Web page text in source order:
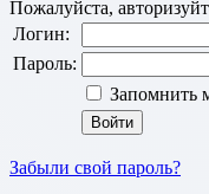
Пожалуйста,
Логин:
Пароль:
Запомнить
Забыли свой пароль?